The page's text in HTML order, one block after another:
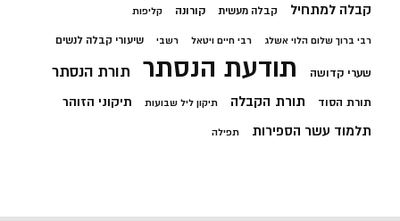
קבלה למתחיל קבלה מעשית קורונה קליפות
רבי ברוך שלום הלוי אשלג רבי חיים ויטאל רשבי שיעורי קבלה לנשים
שערי קדושה תודעת הנסתר תורת הנסתר
תורת הסוד תורת הקבלה תיקון ליל שבועות תיקוני הזוהר
תלמוד עשר הספירות תפילה